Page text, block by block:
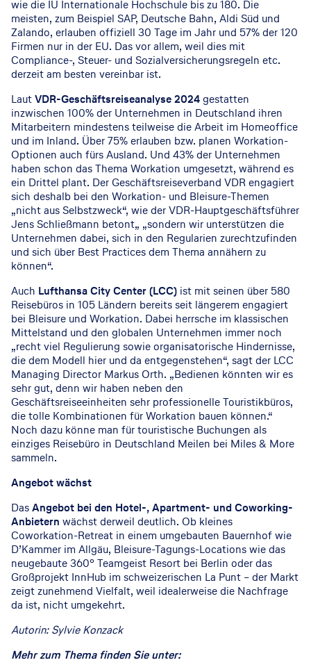
wie die IU Internationale Hochschule bis zu 180. Die
meisten, zum Beispiel SAP, Deutsche Bahn, Aldi Süd und
Zalando, erlauben offiziell 30 Tage im Jahr und 57% der 120
Firmen nur in der EU. Das vor allem, weil dies mit
Compliance-, Steuer- und Sozialversicherungsregeln etc.
derzeit am besten vereinbar ist.
LautVDR-Geschäftsreiseanalyse 2024gestatten
inzwischen 100% der Unternehmen in Deutschland ihren
Mitarbeitern mindestens teilweise die Arbeit im Homeoffice
und im Inland. Über 75% erlauben bzw. planen Workation-
Optionen auch fürs Ausland. Und 43% der Unternehmen
haben schon das Thema Workation umgesetzt, während es
ein Drittel plant. Der Geschäftsreiseverband VDR engagiert
sich deshalb bei den Workation- und Bleisure-Themen
„nicht aus Selbstzweck“, wie der VDR-Hauptgeschäftsführer
Jens Schließmann betont„ „sondern wir unterstützen die
Unternehmen dabei, sich in den Regularien zurechtzufinden
und sich über Best Practices dem Thema annähern zu
können“.
Auch Lufthansa City Center (LCC) ist mit seinen über 580
Reisebüros in 105 Ländern bereits seit längerem engagiert
bei Bleisure und Workation. Dabei herrsche im klassischen
Mittelstand und den globalen Unternehmen immer noch
„recht viel Regulierung sowie organisatorische Hindernisse,
die dem Modell hier und da entgegenstehen“, sagt der LCC
Managing Director Markus Orth. „Bedienen könnten wir es
sehr gut, denn wir haben neben den
Geschäftsreiseeinheiten sehr professionelle Touristikbüros,
die tolle Kombinationen für Workation bauen können.“
Noch dazu könne man für touristische Buchungen als
einziges Reisebüro in Deutschland Meilen bei Miles & More
sammeln.
Angebot wächst
DasAngebot bei den Hotel-, Apartment- und Coworking-
Anbietern wächst derweil deutlich. Ob kleines
Coworkation-Retreat in einem umgebauten Bauernhof wie
D’Kammer im Allgäu, Bleisure-Tagungs-Locations wie das
neugebaute 360° Teamgeist Resort bei Berlin oder das
Großprojekt InnHub im schweizerischen La Punt – der Markt
zeigt zunehmend Vielfalt, weil idealerweise die Nachfrage
da ist, nicht umgekehrt.
Autorin: Sylvie Konzack
Mehr zum Thema finden Sie unter: